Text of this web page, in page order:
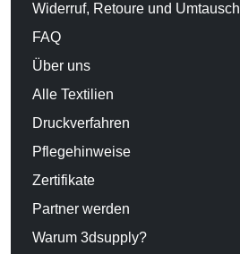
Widerruf, Retoure und Umtausch
FAQ
Über uns
Alle Textilien
Druckverfahren
Pflegehinweise
Zertifikate
Partner werden
Warum 3dsupply?